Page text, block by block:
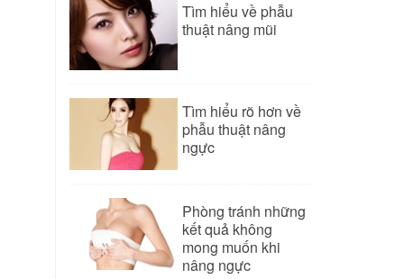
Tìm hiểu về phẫu
thuật nâng mũi
Tìm hiểu rõ hơn về
phẫu thuật nâng
ngực
Phòng tránh những
kết quả không
mong muốn khi
nâng ngực